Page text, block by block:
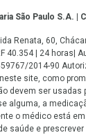
São Paulo S.A. |
Renata, 60,
40.354 | 24 horas|
2014-90
site, como
devem ser usadas
alguma, a
o médico está
saúde e